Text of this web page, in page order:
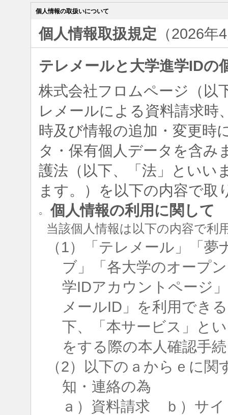
個人情報の取扱いについて
個人情報取扱規定 （2026
テレメールと大学進学IDの
株式会社フロムページ（以
レメールによる資料請求時
時及び情報の追加・変更時
タ・保有個人データを含み
護法（以下、「法」といい
ます。）を以下の内容で取
○ 個人情報の利用に関して
当該個人情報は以下の内容で利
（1）「テレメール」「
ブ」「各大学のオープ
学IDアカウントページ
メールID」を利用でき
下、「本サービス」と
をする際の本人確認手
（2）以下のａからｅに
知・連絡の為
ａ）資料請求 ｂ）サ